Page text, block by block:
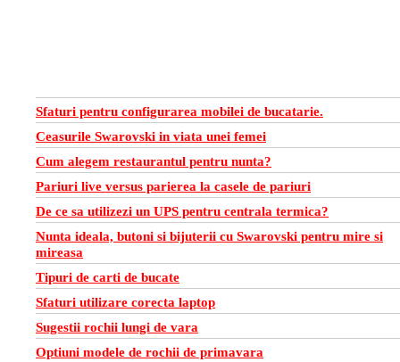
Sfaturi pentru configurarea mobilei de bucatarie.
Ceasurile Swarovski in viata unei femei
Cum alegem restaurantul pentru nunta?
Pariuri live versus parierea la casele de pariuri
De ce sa utilizezi un UPS pentru centrala termica?
Nunta ideala, butoni si bijuterii cu Swarovski pentru mire si
mireasa
Tipuri de carti de bucate
Sfaturi utilizare corecta laptop
Sugestii rochii lungi de vara
Optiuni modele de rochii de primavara